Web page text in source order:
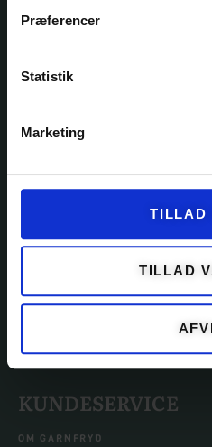
Præferencer
Statistik
Marketing
TILLAD
TILLAD
30 82 76 30
GARN
EVENTS
KUNDESERVICE
OM GARNFRYD